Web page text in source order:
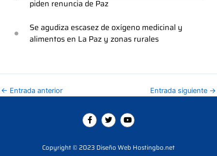
piden renuncia de Paz
Se agudiza escasez de oxígeno medicinal y
alimentos en La Paz y zonas rurales
← Entrada anterior Entrada siguiente →
F
a
c
b
o
T
w
i
t
e
Y
o
u
u
b
Copyright © 2023 Diseño Web Hostingbo.net